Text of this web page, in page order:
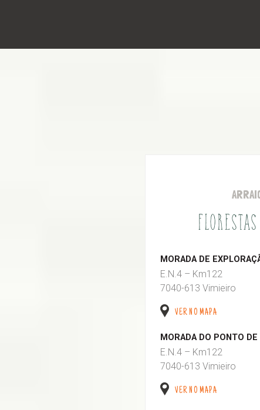
MORADA DE
E.N.4 – Km122
7040-613 Vimieiro
VER NO MAPA
MORADA DO PONTO DE
E.N.4 – Km122
7040-613 Vimieiro
VER NO MAPA